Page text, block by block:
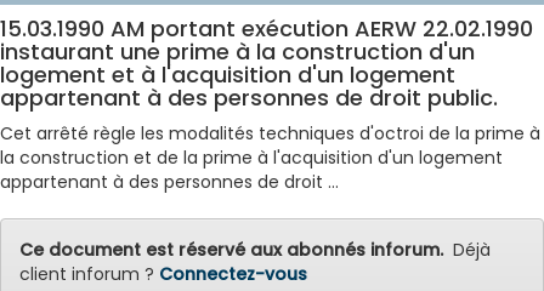
15.03.1990 AM portant exécution AERW 22.02.1990
instaurant une prime à la construction d'un
logement et à l'acquisition d'un logement
appartenant à des personnes de droit public.
Cet arrêté règle les modalités techniques d'octroi de la prime à
la construction et de la prime à l'acquisition d'un logement
appartenant à des personnes de droit ...
Ce document est réservé aux abonnés inforum.Déjà
client inforum ? Connectez-vous